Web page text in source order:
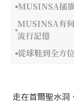
MUSINSA插
MUSINSA有
流行記憶
從球鞋到全方
走在首爾聖水洞